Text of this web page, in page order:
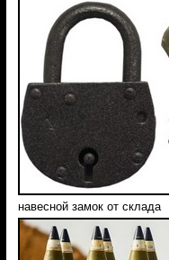
навесной замок от склада